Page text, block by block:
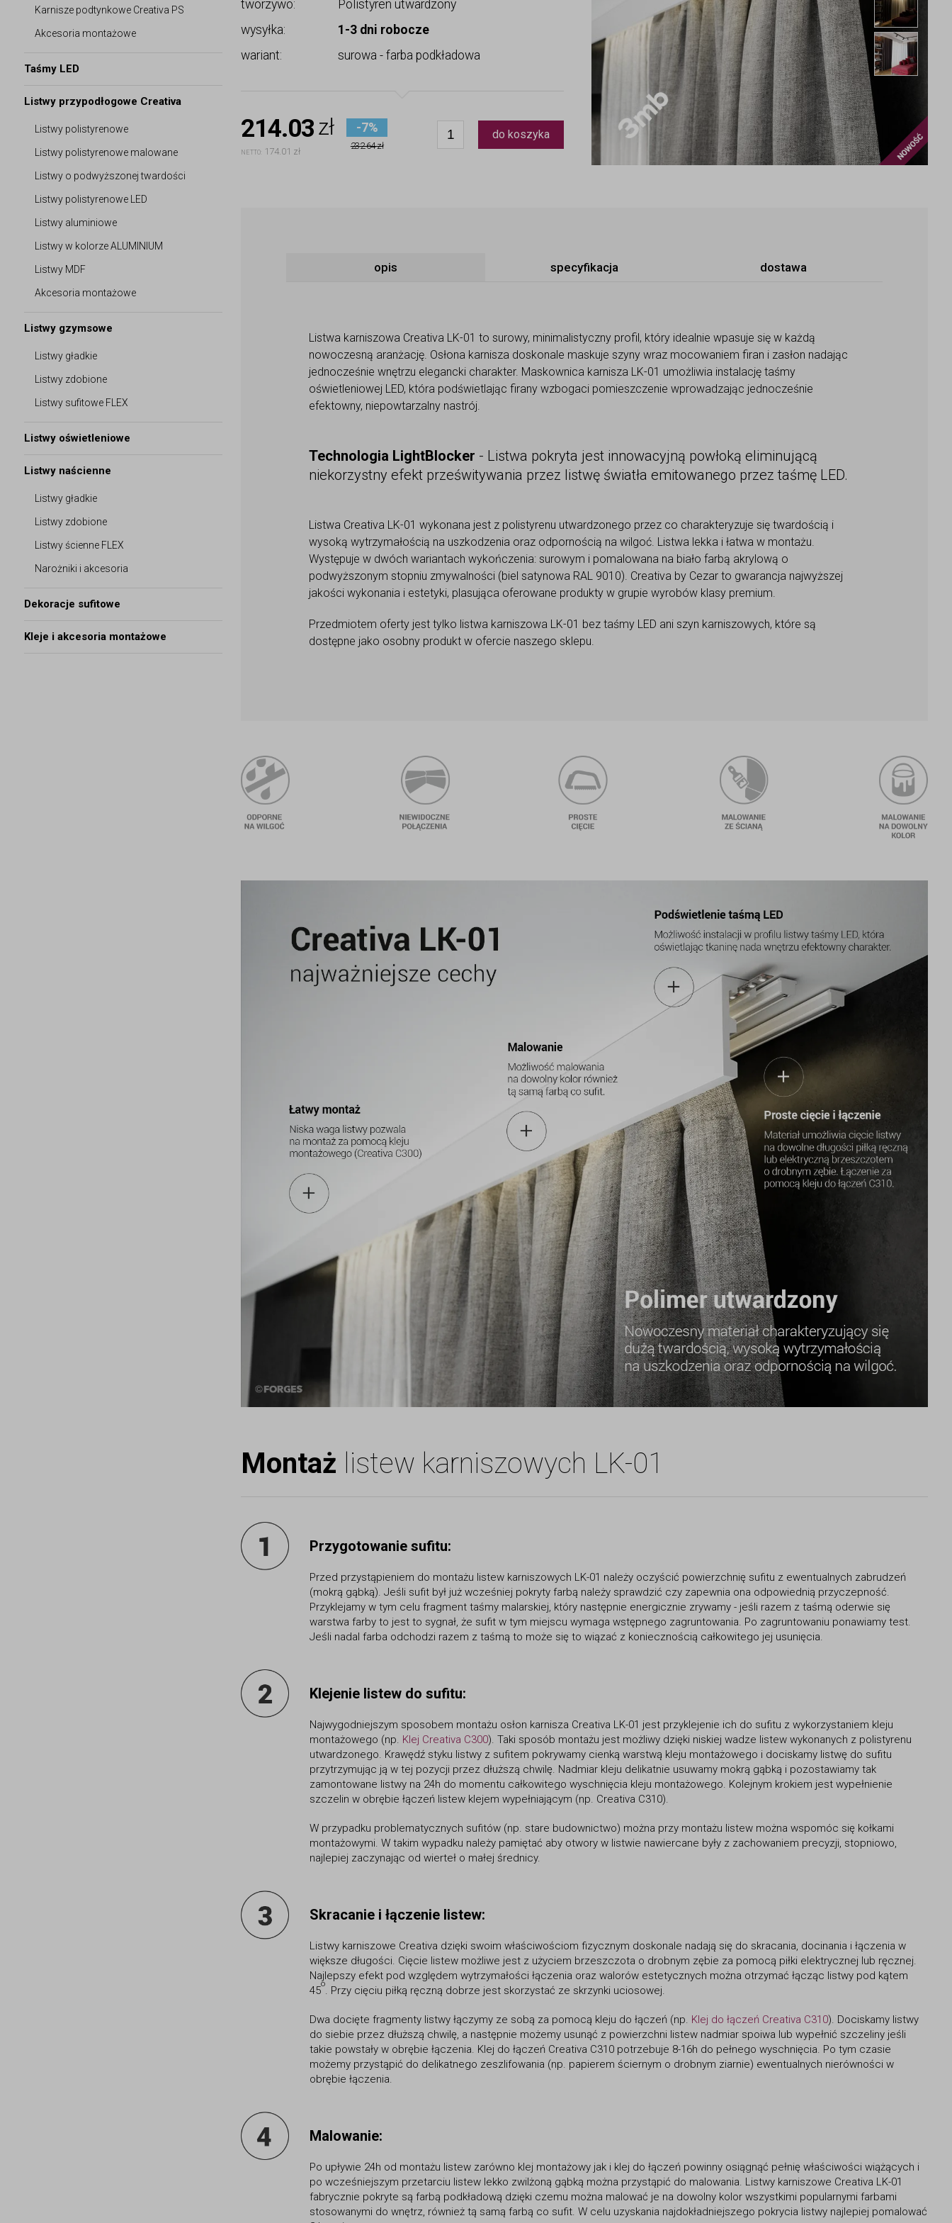
Karnisze podtynkowe Creativa PS
Akcesoria montażowe
Taśmy LED
Listwy przypodłogowe Creativa
Listwy polistyrenowe
Listwy polistyrenowe malowane
Listwy o podwyższonej twardości
Listwy polistyrenowe LED
Listwy aluminiowe
Listwy w kolorze ALUMINIUM
Listwy MDF
Akcesoria montażowe
Listwy gzymsowe
Listwy gładkie
Listwy zdobione
Listwy sufitowe FLEX
Listwy oświetleniowe
Listwy naścienne
Listwy gładkie
Listwy zdobione
Listwy ścienne FLEX
Narożniki i akcesoria
Dekoracje sufitowe
Kleje i akcesoria montażowe
tworzywo:
Polistyren utwardzony
wysyłka:
1-3 dni robocze
wariant:
surowa - farba podkładowa
214.03zł
NETTO: 174.01 zł
-7%
232.64 zł
do koszyka
opis specyfikacja dostawa
Listwa karniszowa Creativa LK-01 to surowy, minimalistyczny profil, który idealnie wpasuje się w każdą
nowoczesną aranżację. Osłona karnisza doskonale maskuje szyny wraz mocowaniem firan i zasłon nadając
jednocześnie wnętrzu elegancki charakter. Maskownica karnisza LK-01 umożliwia instalację taśmy
oświetleniowej LED, która podświetlając firany wzbogaci pomieszczenie wprowadzając jednocześnie
efektowny, niepowtarzalny nastrój.
Technologia LightBlocker - Listwa pokryta jest innowacyjną powłoką eliminującą
niekorzystny efekt prześwitywania przez listwę światła emitowanego przez taśmę LED.
Listwa Creativa LK-01 wykonana jest z polistyrenu utwardzonego przez co charakteryzuje się twardością i
wysoką wytrzymałością na uszkodzenia oraz odpornością na wilgoć. Listwa lekka i łatwa w montażu.
Występuje w dwóch wariantach wykończenia: surowym i pomalowana na biało farbą akrylową o
podwyższonym stopniu zmywalności (biel satynowa RAL 9010). Creativa by Cezar to gwarancja najwyższej
jakości wykonania i estetyki, plasująca oferowane produkty w grupie wyrobów klasy premium.
Przedmiotem oferty jest tylko listwa karniszowa LK-01 bez taśmy LED ani szyn karniszowych, które są
dostępne jako osobny produkt w ofercie naszego sklepu.
Montaż listew karniszowych LK-01
Przygotowanie sufitu:
Przed przystąpieniem do montażu listew karniszowych LK-01 należy oczyścić powierzchnię sufitu z ewentualnych zabrudzeń
(mokrą gąbką). Jeśli sufit był już wcześniej pokryty farbą należy sprawdzić czy zapewnia ona odpowiednią przyczepność.
Przyklejamy w tym celu fragment taśmy malarskiej, który następnie energicznie zrywamy - jeśli razem z taśmą oderwie się
warstwa farby to jest to sygnał, że sufit w tym miejscu wymaga wstępnego zagruntowania. Po zagruntowaniu ponawiamy test.
Jeśli nadal farba odchodzi razem z taśmą to może się to wiązać z koniecznością całkowitego jej usunięcia.
Klejenie listew do sufitu:
Najwygodniejszym sposobem montażu osłon karnisza Creativa LK-01 jest przyklejenie ich do sufitu z wykorzystaniem kleju
montażowego (np. Klej Creativa C300). Taki sposób montażu jest możliwy dzięki niskiej wadze listew wykonanych z polistyrenu
utwardzonego. Krawędź styku listwy z sufitem pokrywamy cienką warstwą kleju montażowego i dociskamy listwę do sufitu
przytrzymując ją w tej pozycji przez dłuższą chwilę. Nadmiar kleju delikatnie usuwamy mokrą gąbką i pozostawiamy tak
zamontowane listwy na 24h do momentu całkowitego wyschnięcia kleju montażowego. Kolejnym krokiem jest wypełnienie
szczelin w obrębie łączeń listew klejem wypełniającym (np. Creativa C310).
W przypadku problematycznych sufitów (np. stare budownictwo) można przy montażu listew można wspomóc się kołkami
montażowymi. W takim wypadku należy pamiętać aby otwory w listwie nawiercane były z zachowaniem precyzji, stopniowo,
najlepiej zaczynając od wierteł o małej średnicy.
Skracanie i łączenie listew:
Listwy karniszowe Creativa dzięki swoim właściwościom fizycznym doskonale nadają się do skracania, docinania i łączenia w
większe długości. Cięcie listew możliwe jest z użyciem brzeszczota o drobnym zębie za pomocą piłki elektrycznej lub ręcznej.
Najlepszy efekt pod względem wytrzymałości łączenia oraz walorów estetycznych można otrzymać łącząc listwy pod kątem
45
o
. Przy cięciu piłką ręczną dobrze jest skorzystać ze skrzynki uciosowej.
Dwa docięte fragmenty listwy łączymy ze sobą za pomocą kleju do łączeń (np. Klej do łączeń Creativa C310). Dociskamy listwy
do siebie przez dłuższą chwilę, a następnie możemy usunąć z powierzchni listew nadmiar spoiwa lub wypełnić szczeliny jeśli
takie powstały w obrębie łączenia. Klej do łączeń Creativa C310 potrzebuje 8-16h do pełnego wyschnięcia. Po tym czasie
możemy przystąpić do delikatnego zeszlifowania (np. papierem ściernym o drobnym ziarnie) ewentualnych nierówności w
obrębie łączenia.
Malowanie:
Po upływie 24h od montażu listew zarówno klej montażowy jak i klej do łączeń powinny osiągnąć pełnię właściwości wiążących i
po wcześniejszym przetarciu listew lekko zwilżoną gąbką można przystąpić do malowania. Listwy karniszowe Creativa LK-01
fabrycznie pokryte są farbą podkładową dzięki czemu można malować je na dowolny kolor wszystkimi popularnymi farbami
stosowanymi do wnętrz, również tą samą farbą co sufit. W celu uzyskania najdokładniejszego pokrycia listwy najlepiej pomalować